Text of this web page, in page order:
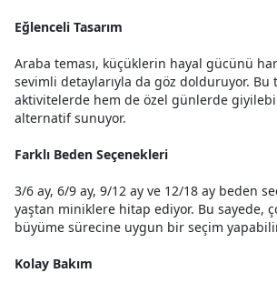
Eğlenceli Tasarım
Araba teması, küçüklerin hayal gücünü
sevimli detaylarıyla da göz dolduruyor. Bu
aktivitelerde hem de özel günlerde
alternatif sunuyor.
Farklı Beden Seçenekleri
3/6 ay, 6/9 ay, 9/12 ay ve 12/18 ay beden
yaştan miniklere hitap ediyor. Bu sayede,
büyüme sürecine uygun bir seçim
Kolay Bakım